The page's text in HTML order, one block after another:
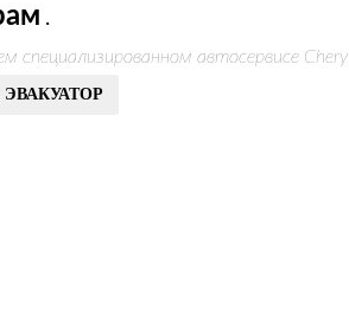
.
специализированном автосервисе Chery
ЗАЯВКА НА ЭВАКУАТОР